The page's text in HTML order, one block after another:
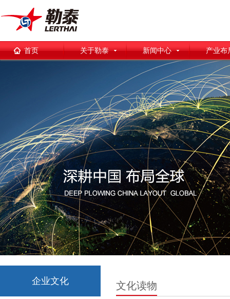
首页 关于勒泰 新闻中心 产业布
企业文化 文化读物